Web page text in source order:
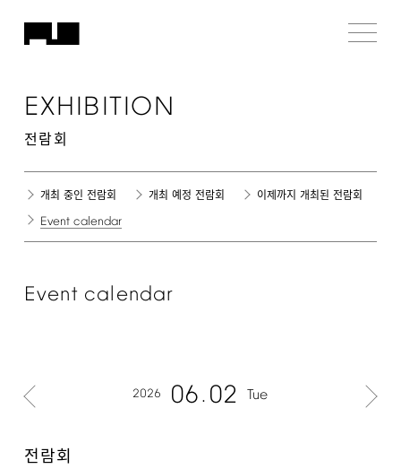
EXHIBITION
전람회
개최 중인 전람회 개최 예정 전람회 이제까지 개최된 전람회
Event calendar
Event calendar
2026 06 02 Tue
전람회